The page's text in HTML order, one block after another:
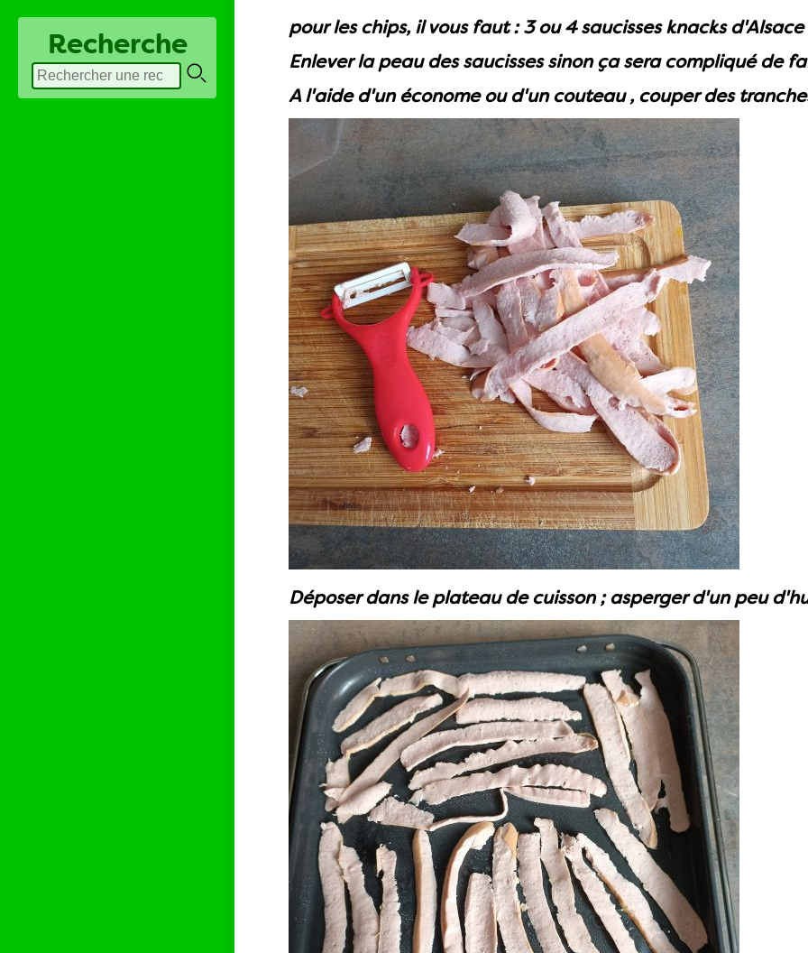
Recherche
pour les chips, il vous faut : 3 ou 4 saucisses knacks
Enlever la peau des saucisses sinon ça sera compliqué de
A l'aide d'un économe ou d'un couteau , couper des
Déposer dans le plateau de cuisson ; asperger d'un peu